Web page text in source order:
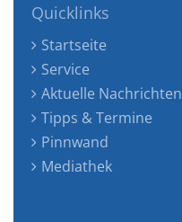
Quicklinks
Startseite
Service
Aktuelle Nachrichten
Tipps & Termine
Pinnwand
Mediathek